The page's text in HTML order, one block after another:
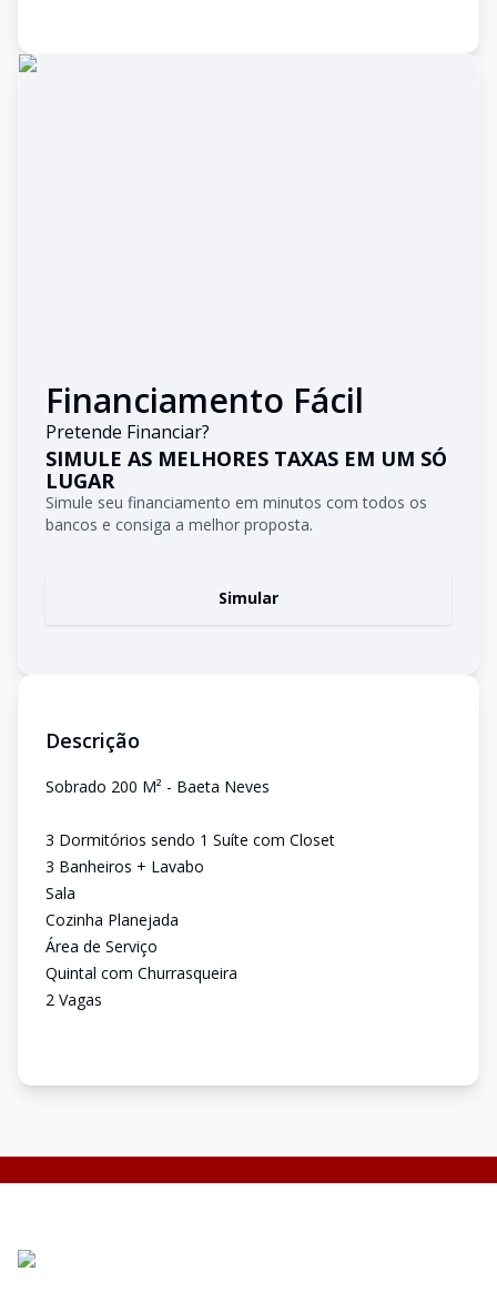
Financiamento Fácil
Pretende Financiar?
SIMULE AS MELHORES TAXAS EM UM SÓ
LUGAR
Simule seu financiamento em minutos com todos os
bancos e consiga a melhor proposta.
Simular
Descrição
Sobrado 200 M² - Baeta Neves
3 Dormitórios sendo 1 Suíte com Closet
3 Banheiros + Lavabo
Sala
Cozinha Planejada
Área de Serviço
Quintal com Churrasqueira
2 Vagas